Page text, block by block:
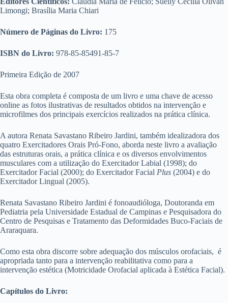
Limongi; Brasília Maria Chiari
Número de Páginas do Livro: 175
ISBN do Livro: 978-85-85491-85-7
Primeira Edição de 2007
Esta obra completa é composta de um livro e uma chave de acesso
online as fotos ilustrativas de resultados obtidos na intervenção e
microfilmes dos principais exercícios realizados na prática clínica.
A autora Renata Savastano Ribeiro Jardini, também idealizadora dos
quatro Exercitadores Orais Pró-Fono, aborda neste livro a avaliação
das estruturas orais, a prática clínica e os diversos envolvimentos
musculares com a utilização do Exercitador Labial (1998); do
Exercitador Facial (2000); do Exercitador Facial Plus (2004) e do
Exercitador Lingual (2005).
Renata Savastano Ribeiro Jardini é fonoaudióloga, Doutoranda em
Pediatria pela Universidade Estadual de Campinas e Pesquisadora do
Centro de Pesquisas e Tratamento das Deformidades Buco-Faciais de
Araraquara.
Como esta obra discorre sobre adequação dos músculos orofaciais, é
apropriada tanto para a intervenção reabilitativa como para a
intervenção estética (Motricidade Orofacial aplicada à Estética Facial).
Capítulos do Livro: